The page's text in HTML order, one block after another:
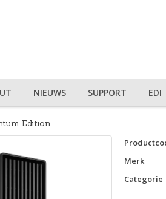
NIEUWS SUPPORT EDI
Edition
Merk
Categorie